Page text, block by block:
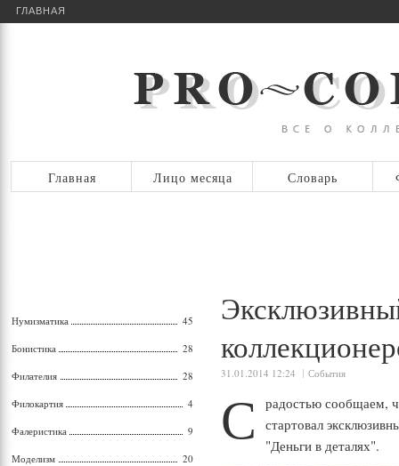
ГЛАВНАЯ
Главная Лицо месяца Словарь
31.01.2014 12:24 События
С
радостью сообщаем,
стартовал
"Деньги в деталях".
Нумизматика 45
Бонистика 28
Филателия 28
Филокартия 4
Фалеристика 9
Моделизм 20